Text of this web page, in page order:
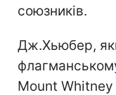
союзників.
Дж.Хьюбер,
Mount